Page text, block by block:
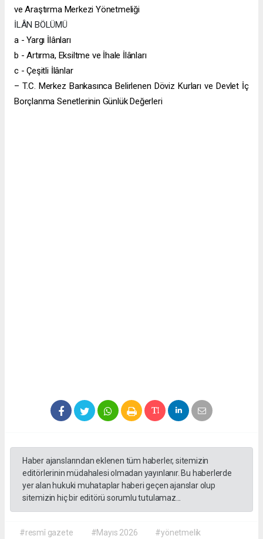
ve Araştırma Merkezi Yönetmeliği
İLÂN BÖLÜMÜ
a - Yargı İlânları
b - Artırma, Eksiltme ve İhale İlânları
c - Çeşitli İlânlar
– T.C. Merkez Bankasınca Belirlenen Döviz Kurları ve Devlet İç
Borçlanma Senetlerinin Günlük Değerleri
Haber ajanslarından eklenen tüm haberler, sitemizin
editörlerinin müdahalesi olmadan yayınlanır. Bu haberlerde
yer alan hukuki muhataplar haberi geçen ajanslar olup
sitemizin hiç bir editörü sorumlu tutulamaz...
#resmî gazete #Mayıs 2026
#yönetmelik